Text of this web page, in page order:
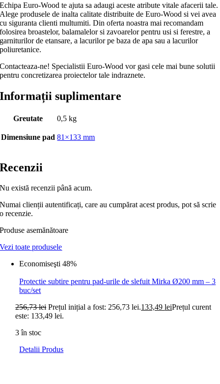
Echipa Euro-Wood te ajuta sa adaugi aceste atribute vitale afacerii tale.
Alege produsele de inalta calitate distribuite de Euro-Wood si vei avea
cu siguranta clienti multumiti. Din oferta noastra mai recomandam
folosirea broastelor, balamalelor si zavoarelor pentru usi si ferestre, a
garniturilor de etansare, a lacurilor pe baza de apa sau a lacurilor
poliuretanice.
Contacteaza-ne! Specialistii Euro-Wood vor gasi cele mai bune solutii
pentru concretizarea proiectelor tale indraznete.
Informații suplimentare
Greutate 0,5 kg
Dimensiune pad 81×133 mm
Recenzii
Nu există recenzii până acum.
Numai clienții autentificați, care au cumpărat acest produs, pot să scrie
o recenzie.
Produse asemănătoare
Vezi toate produsele
Economiseşti 48%
Protectie subtire pentru pad-urile de slefuit Mirka Ø200 mm – 3
buc/set
256,73lei Prețul inițial a fost: 256,73 lei.133,49leiPrețul curent
este: 133,49 lei.
3 în stoc
Detalii Produs